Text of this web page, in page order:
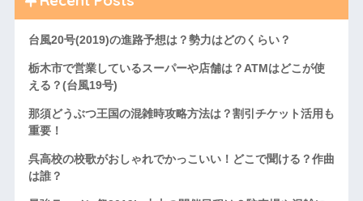
台風20号(2019)の進路予想は？勢力はどのくらい？
栃木市で営業しているスーパーや店舗は？ATMはどこが使
える？(台風19号)
那須どうぶつ王国の混雑時攻略方法は？割引チケット活用も
重要！
呉高校の校歌がおしゃれでかっこいい！どこで聞ける？作曲
は誰？